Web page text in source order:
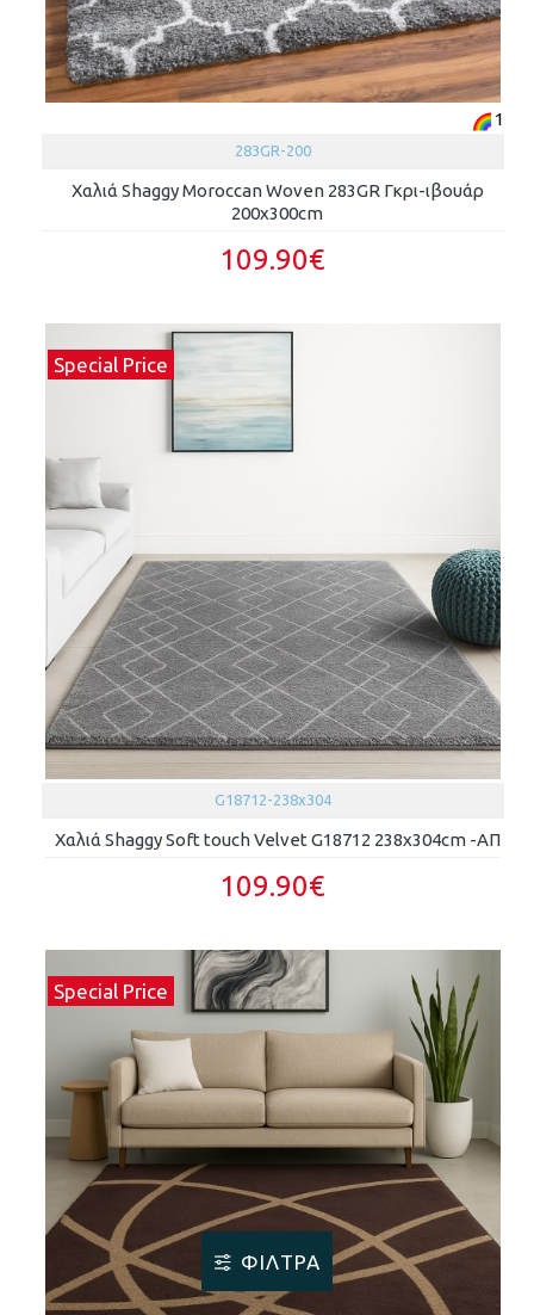
1
283GR-200
Χαλιά Shaggy Moroccan Woven 283GR Γκρι-ιβουάρ
200x300cm
109.90€
Special Price
G18712-238x304
Χαλιά Shaggy Soft touch Velvet G18712 238x304cm -ΑΠ
109.90€
Special Price
ΦΊΛΤΡΑ